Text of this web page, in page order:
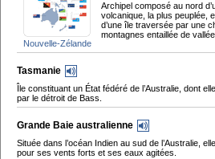
Nouvelle-Zélande
Archipel composé au nord
volcanique, la plus peuplée,
d’une île traversée par une
montagnes entaillée de
Tasmanie
Île constituant un État fédéré de l’Australie, dont
par le détroit de Bass.
Grande Baie australienne
Située dans l’océan Indien au sud de l’Australie,
pour ses vents forts et ses eaux agitées.